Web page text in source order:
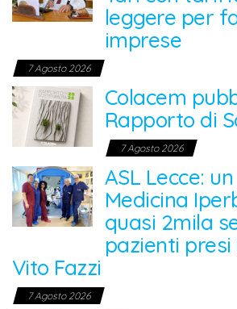
leggere per
imprese
7 Agosto 2026
Colacem
Rapporto di
7 Agosto 2026
ASL Lecce:
Medicina
quasi 2mila
pazienti presi
Vito Fazzi
7 Agosto 2026